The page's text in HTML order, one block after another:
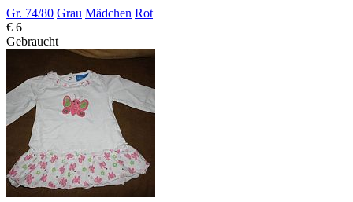
Gr. 74/80 Grau Mädchen Rot
€ 6
Gebraucht